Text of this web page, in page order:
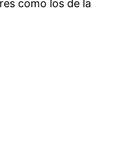
como los de la